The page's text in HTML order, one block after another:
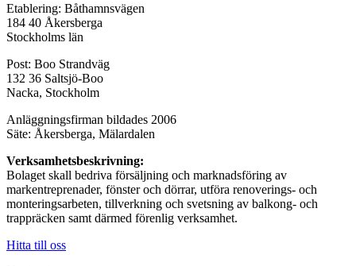
Etablering: Båthamnsvägen
184 40 Åkersberga
Stockholms län
Post: Boo Strandväg
132 36 Saltsjö-Boo
Nacka, Stockholm
Anläggningsfirman bildades 2006
Säte: Åkersberga, Mälardalen
Verksamhetsbeskrivning:
Bolaget skall bedriva försäljning och marknadsföring av
markentreprenader, fönster och dörrar, utföra renoverings- och
monteringsarbeten, tillverkning och svetsning av balkong- och
trappräcken samt därmed förenlig verksamhet.
Hitta till oss